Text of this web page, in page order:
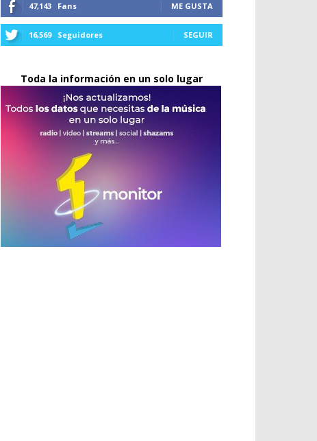
47,143 Fans ME GUSTA
16,569 Seguidores SEGUIR
Toda la información en un solo lugar